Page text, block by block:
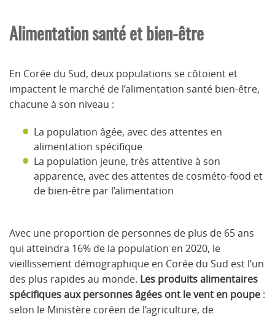
Alimentation santé et bien-être
En Corée du Sud, deux populations se côtoient et
impactent le marché de l’alimentation santé bien-être,
chacune à son niveau :
La population âgée, avec des attentes en
alimentation spécifique
La population jeune, très attentive à son
apparence, avec des attentes de cosméto-food et
de bien-être par l’alimentation
Avec une proportion de personnes de plus de 65 ans
qui atteindra 16% de la population en 2020, le
vieillissement démographique en Corée du Sud est l’un
des plus rapides au monde. Les produits alimentaires
spécifiques aux personnes âgées ont le vent en poupe :
selon le Ministère coréen de l’agriculture, de